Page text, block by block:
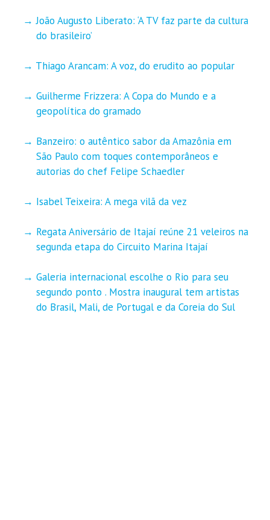
João Augusto Liberato: ‘A TV faz parte da cultura
do brasileiro’
Thiago Arancam: A voz, do erudito ao popular
Guilherme Frizzera: A Copa do Mundo e a
geopolítica do gramado
Banzeiro: o autêntico sabor da Amazônia em
São Paulo com toques contemporâneos e
autorias do chef Felipe Schaedler
Isabel Teixeira: A mega vilã da vez
Regata Aniversário de Itajaí reúne 21 veleiros na
segunda etapa do Circuito Marina Itajaí
Galeria internacional escolhe o Rio para seu
segundo ponto . Mostra inaugural tem artistas
do Brasil, Mali, de Portugal e da Coreia do Sul